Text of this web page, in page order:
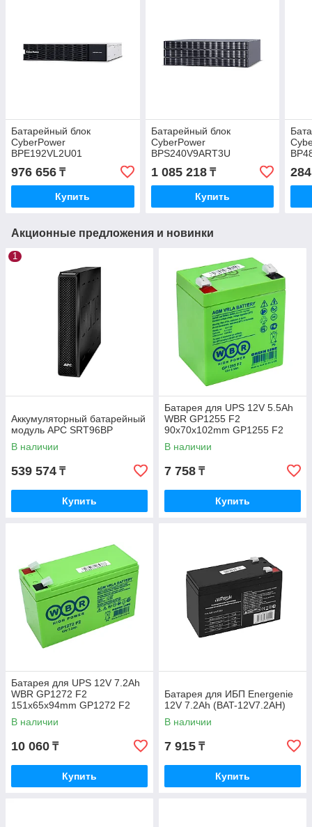
Батарейный блок
CyberPower
BPE192VL2U01
976 656 ₸
Купить
Батарейный блок
CyberPower
BPS240V9ART3U
1 085 218₸
Купить
Акционные предложения и новинки
1
Аккумуляторный батарейный
модуль APC SRT96BP
В наличии
539 574 ₸
Купить
Батарея для UPS 12V 5.5Ah
WBR GP1255 F2
90x70x102mm GP1255 F2
В наличии
7 758 ₸
Купить
Батарея для UPS 12V 7.2Ah
WBR GP1272 F2
151x65x94mm GP1272 F2
В наличии
10 060 ₸
Купить
Батарея для ИБП Energenie
12V 7.2Ah (BAT-12V7.2AH)
В наличии
7 915 ₸
Купить